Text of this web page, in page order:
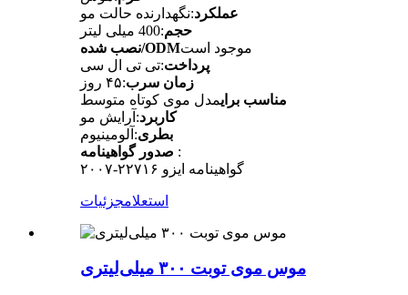
عملکرد:نگهدارنده حالت مو
حجم:400 میلی لیتر
نصب شده/ODMموجود است
پرداخت:تی تی ال سی
زمان سرب:۴۵ روز
مناسب برایمدل موی کوتاه متوسط
کاربرد:آرایش مو
بطری:آلومینیوم
صدور گواهینامه :
گواهینامه ایزو ۲۲۷۱۶-۲۰۰۷
استعلامجزئیات
موس موی توبت ۳۰۰ میلی‌لیتری